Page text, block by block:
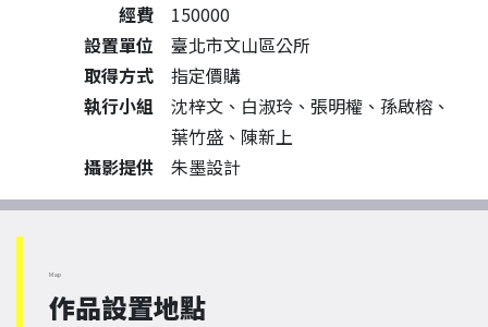
經費
150000
設置單位
臺北市文山區公所
取得方式
指定價購
執行小組
沈梓文、白淑玲、張明權、孫啟榕、
葉竹盛、陳新上
攝影提供
朱墨設計
Map
作品設置地點